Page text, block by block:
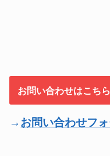
お問い合わせはこちら
→ お問い合わせフ